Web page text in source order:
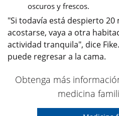
oscuros y frescos.
"Si todavía está despierto
acostarse, vaya a otra
actividad tranquila", dice
puede regresar a la cama.
Obtenga más
medicina